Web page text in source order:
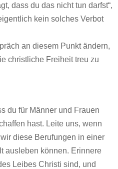
dass du das nicht tun darfst“,
kein solches Verbot
an diesem Punkt ändern,
christliche Freiheit treu zu
du für Männer und Frauen
hast. Leite uns, wenn
diese Berufungen in einer
ausleben können. Erinnere
Leibes Christi sind, und